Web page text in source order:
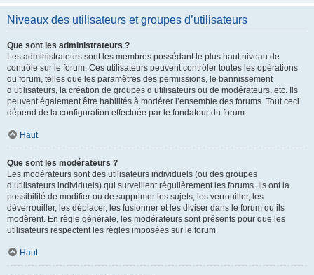
Niveaux des utilisateurs et groupes d’utilisateurs
Que sont les administrateurs ?
Les administrateurs sont les membres possédant le plus haut niveau de
contrôle sur le forum. Ces utilisateurs peuvent contrôler toutes les opérations
du forum, telles que les paramètres des permissions, le bannissement
d’utilisateurs, la création de groupes d’utilisateurs ou de modérateurs, etc. Ils
peuvent également être habilités à modérer l’ensemble des forums. Tout ceci
dépend de la configuration effectuée par le fondateur du forum.
Haut
Que sont les modérateurs ?
Les modérateurs sont des utilisateurs individuels (ou des groupes
d’utilisateurs individuels) qui surveillent régulièrement les forums. Ils ont la
possibilité de modifier ou de supprimer les sujets, les verrouiller, les
déverrouiller, les déplacer, les fusionner et les diviser dans le forum qu’ils
modèrent. En règle générale, les modérateurs sont présents pour que les
utilisateurs respectent les règles imposées sur le forum.
Haut